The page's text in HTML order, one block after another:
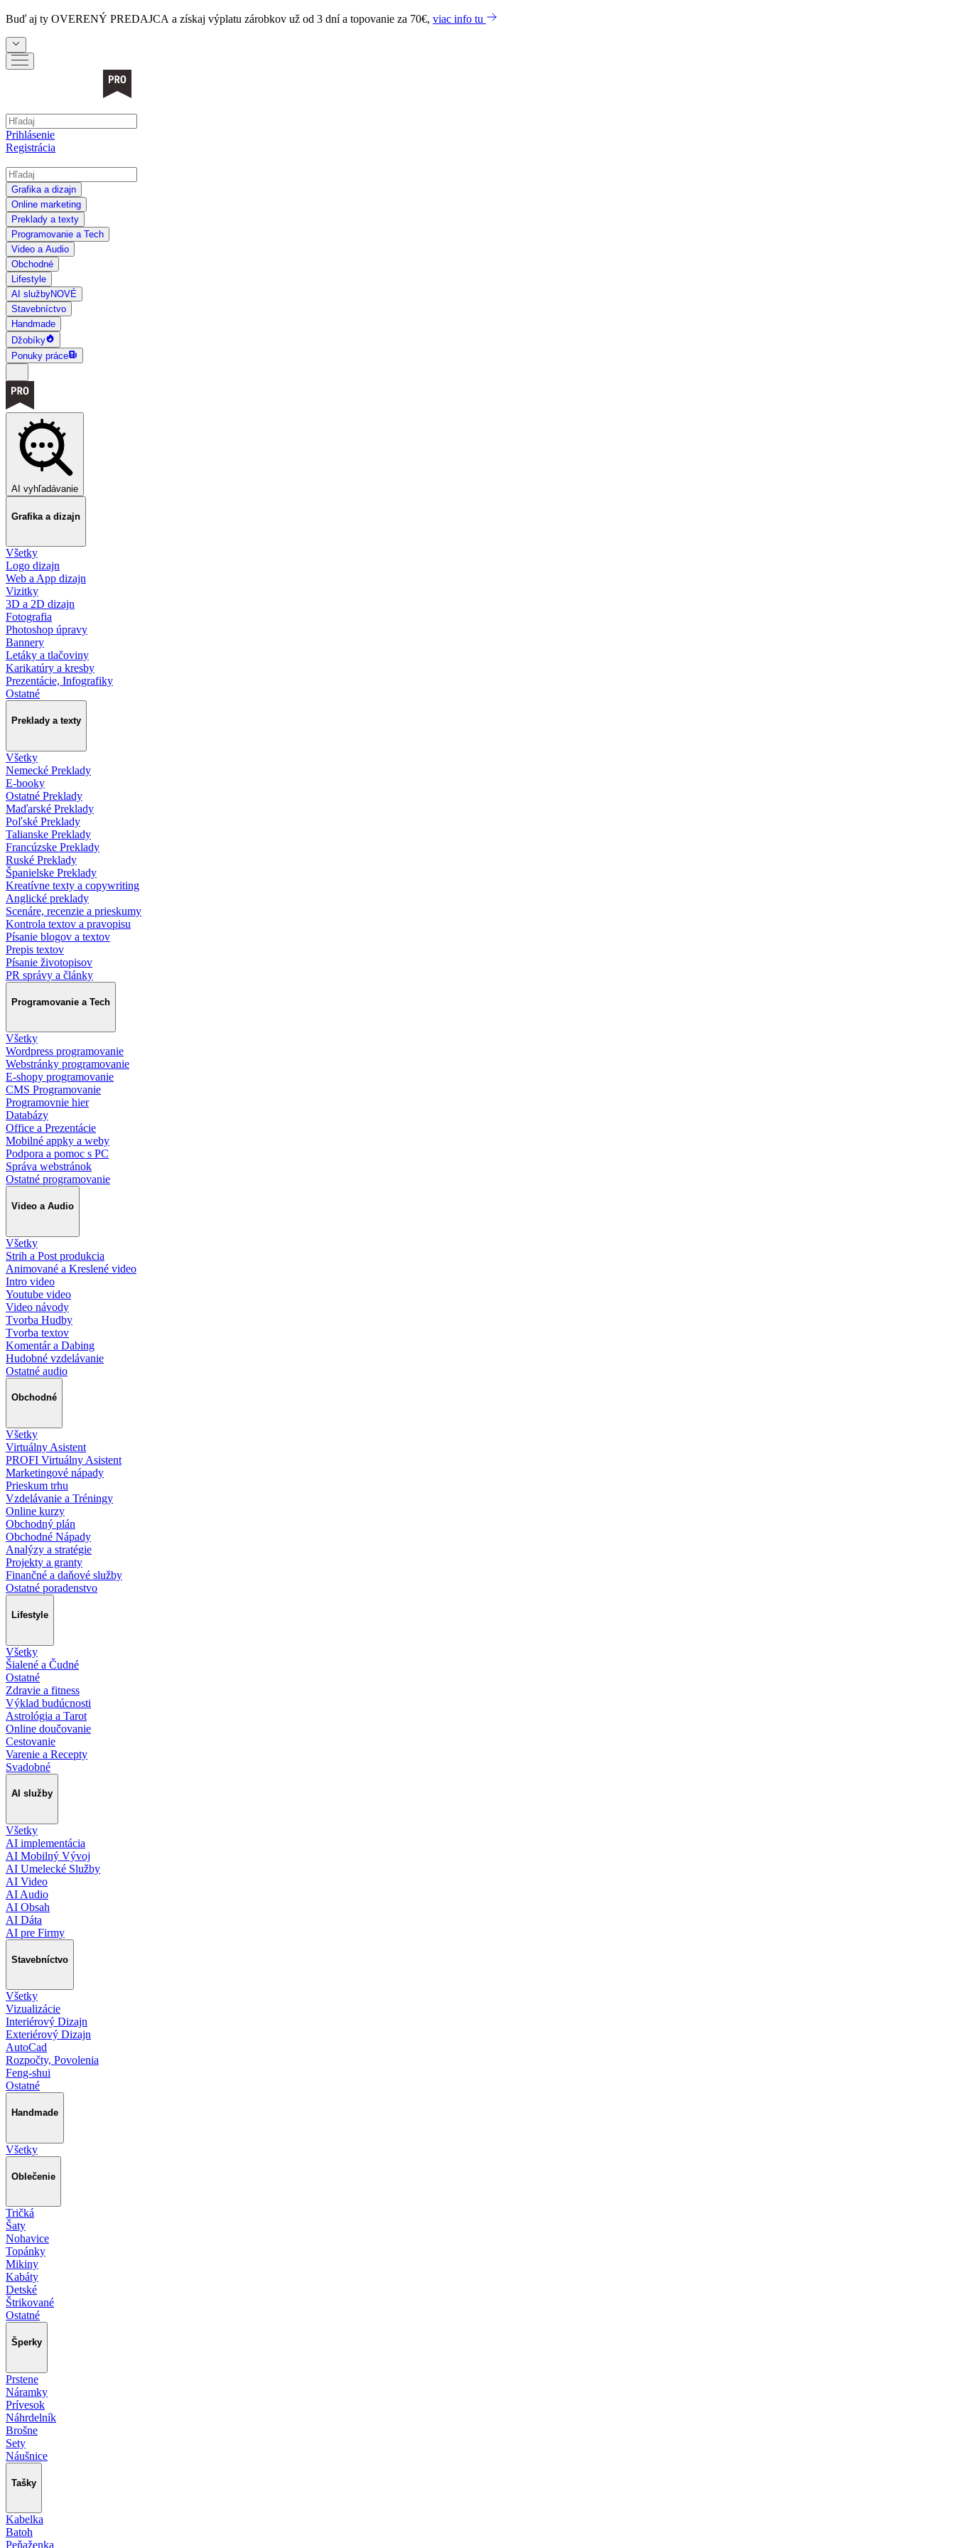
Buď aj ty OVERENÝ PREDAJCA a získaj výplatu zárobkov už od 3 dní a topovanie za 70€, viac info tu
Prihlásenie
Registrácia
Grafika a dizajn
Online marketing
Preklady a texty
Programovanie a Tech
Video a Audio
Obchodné
Lifestyle
AI službyNOVÉ
Stavebníctvo
Handmade
Džobíky
Ponuky práce
AI vyhľadávanie
Grafika a dizajn
Všetky
Logo dizajn
Web a App dizajn
Vizitky
3D a 2D dizajn
Fotografia
Photoshop úpravy
Bannery
Letáky a tlačoviny
Karikatúry a kresby
Prezentácie, Infografiky
Ostatné
Preklady a texty
Všetky
Nemecké Preklady
E-booky
Ostatné Preklady
Maďarské Preklady
Poľské Preklady
Talianske Preklady
Francúzske Preklady
Ruské Preklady
Španielske Preklady
Kreatívne texty a copywriting
Anglické preklady
Scenáre, recenzie a prieskumy
Kontrola textov a pravopisu
Písanie blogov a textov
Prepis textov
Písanie životopisov
PR správy a články
Programovanie a Tech
Všetky
Wordpress programovanie
Webstránky programovanie
E-shopy programovanie
CMS Programovanie
Programovnie hier
Databázy
Office a Prezentácie
Mobilné appky a weby
Podpora a pomoc s PC
Správa webstránok
Ostatné programovanie
Video a Audio
Všetky
Strih a Post produkcia
Animované a Kreslené video
Intro video
Youtube video
Video návody
Tvorba Hudby
Tvorba textov
Komentár a Dabing
Hudobné vzdelávanie
Ostatné audio
Obchodné
Všetky
Virtuálny Asistent
PROFI Virtuálny Asistent
Marketingové nápady
Prieskum trhu
Vzdelávanie a Tréningy
Online kurzy
Obchodný plán
Obchodné Nápady
Analýzy a stratégie
Projekty a granty
Finančné a daňové služby
Ostatné poradenstvo
Lifestyle
Všetky
Šialené a Čudné
Ostatné
Zdravie a fitness
Výklad budúcnosti
Astrológia a Tarot
Online doučovanie
Cestovanie
Varenie a Recepty
Svadobné
AI služby
Všetky
AI implementácia
AI Mobilný Vývoj
AI Umelecké Služby
AI Video
AI Audio
AI Obsah
AI Dáta
AI pre Firmy
Stavebníctvo
Všetky
Vizualizácie
Interiérový Dizajn
Exteriérový Dizajn
AutoCad
Rozpočty, Povolenia
Feng-shui
Ostatné
Handmade
Všetky
Oblečenie
Tričká
Šaty
Nohavice
Topánky
Mikiny
Kabáty
Detské
Štrikované
Ostatné
Šperky
Prstene
Náramky
Prívesok
Náhrdelník
Brošne
Sety
Náušnice
Tašky
Kabelka
Batoh
Peňaženka